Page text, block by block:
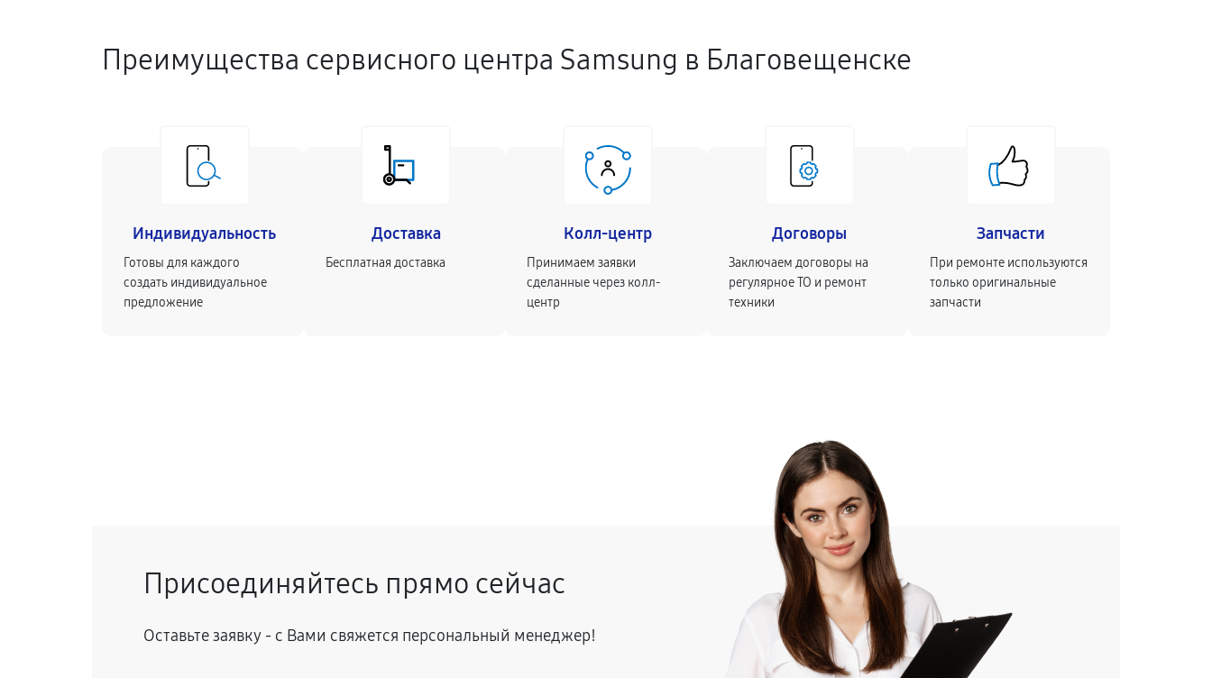
Преимущества сервисного центра Samsung в Благовещенске
Индивидуальность
Готовы для каждого
создать индивидуальное
предложение
Доставка
Бесплатная доставка
Колл-центр
Принимаем заявки
сделанные через колл-
центр
Договоры
Заключаем договоры на
регулярное ТО и ремонт
техники
Запчасти
При ремонте используются
только оригинальные
запчасти
Присоединяйтесь прямо сейчас
Оставьте заявку - с Вами свяжется персональный менеджер!